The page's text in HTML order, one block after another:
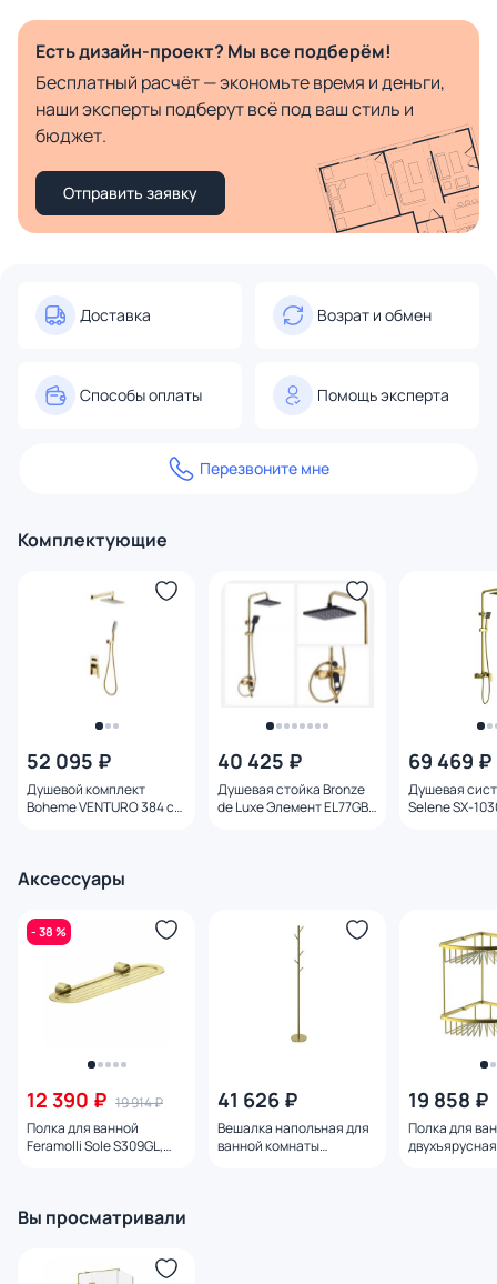
Есть дизайн-проект? Мы все подберём!
Бесплатный расчёт — экономьте время и деньги,
наши эксперты подберут всё под ваш стиль и
бюджет.
Отправить заявку
Доставка Возрат и обмен
Способы оплаты Помощь эксперта
Перезвоните мне
Комплектующие
52 095 ₽
Душевой комплект
Boheme VENTURO 384 с
40 425 ₽
Душевая стойка Bronze
de Luxe Элемент EL77GB
69 469 ₽
Душевая
Selene SX-
Аксессуары
- 38 %
12 390 ₽ 19 914 ₽
Полка для ванной
Feramolli Sole S309GL,
41 626 ₽
Вешалка напольная для
ванной комнаты
19 858 ₽
Полка для
Вы просматривали